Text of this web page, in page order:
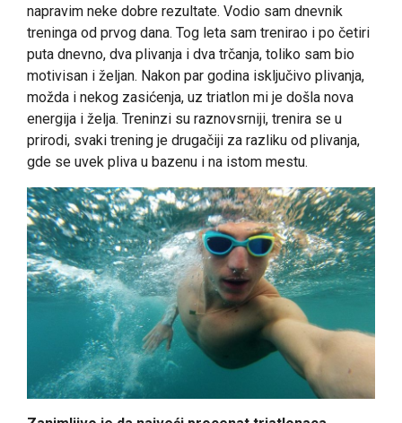
napravim neke dobre rezultate. Vodio sam dnevnik
treninga od prvog dana. Tog leta sam trenirao i po četiri
puta dnevno, dva plivanja i dva trčanja, toliko sam bio
motivisan i željan. Nakon par godina isključivo plivanja,
možda i nekog zasićenja, uz triatlon mi je došla nova
energija i želja. Treninzi su raznovsrniji, trenira se u
prirodi, svaki trening je drugačiji za razliku od plivanja,
gde se uvek pliva u bazenu i na istom mestu.